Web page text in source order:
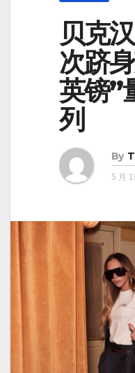
贝克
次跻
英镑”
列
By
5 月